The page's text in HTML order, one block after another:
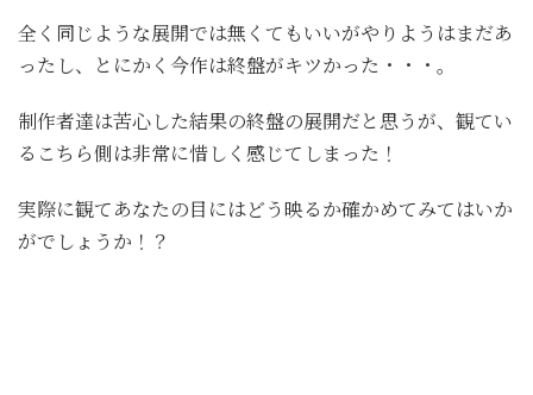
全く同じような展開では無くてもいいがやりようはまだあ
ったし、とにかく今作は終盤がキツかった・・・。
制作者達は苦心した結果の終盤の展開だと思うが、観てい
るこちら側は非常に惜しく感じてしまった！
実際に観てあなたの目にはどう映るか確かめてみてはいか
がでしょうか！？